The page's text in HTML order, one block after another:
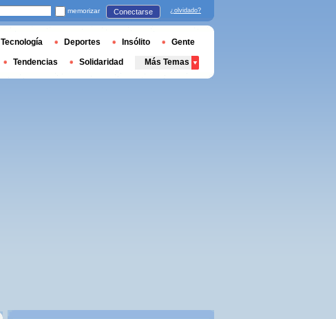
memorizar Conectarse ¿olvidado?
Tecnología Deportes Insólito Gente
Tendencias Solidaridad Más Temas